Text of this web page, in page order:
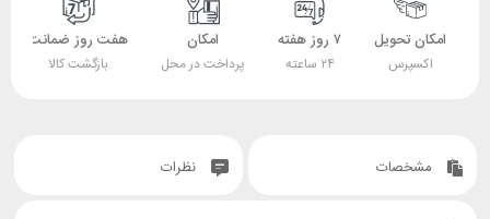
امکان تحویل
اکسپرس
۷ روز هفته
۲۴ ساعته
امکان
پرداخت در محل
هفت روز ضمانت
بازگشت کالا
مشخصات نظرات